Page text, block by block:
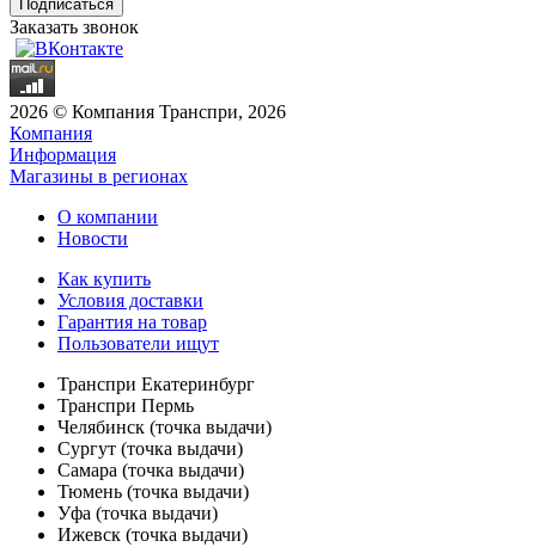
Заказать звонок
2026 © Компания Транспри, 2026
Компания
Информация
Магазины в регионах
О компании
Новости
Как купить
Условия доставки
Гарантия на товар
Пользователи ищут
Транспри Екатеринбург
Транспри Пермь
Челябинск (точка выдачи)
Сургут (точка выдачи)
Самара (точка выдачи)
Тюмень (точка выдачи)
Уфа (точка выдачи)
Ижевск (точка выдачи)